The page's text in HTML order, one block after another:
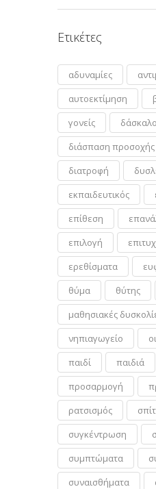
Ετικέτες
αδυναμίες
αυτοεκτίμηση
γονείς
διάσπαση προσοχής
διατροφή
εκπαιδευτικός
επίθεση
επιλογή
ερεθίσματα
θύμα
θύτης
μαθησιακές
νηπιαγωγείο
παιδί
παιδιά
προσαρμογή
ρατσισμός
συγκέντρωση
συμπτώματα
συναισθήματα